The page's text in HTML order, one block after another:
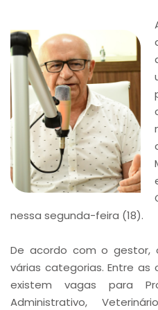
nessa segunda-feira (18).
De acordo com o gestor,
várias categorias. Entre as
existem vagas para
Administrativo,